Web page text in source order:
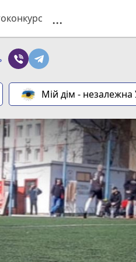
...
Мій дім - незалежна